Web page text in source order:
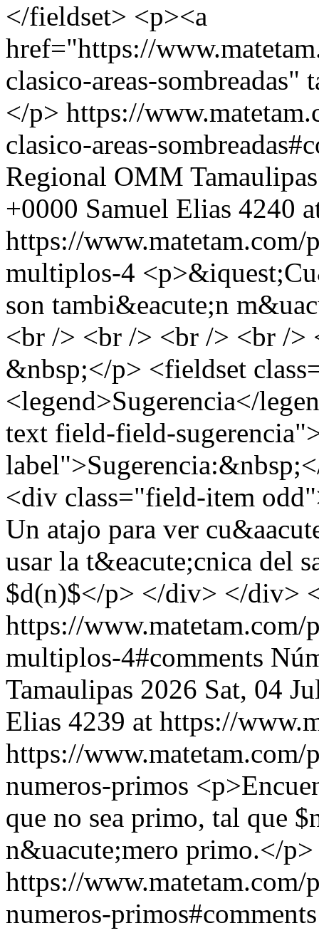
</fieldset> <p><a
href="https://
clasico-areas-
</p> https://
clasico-areas-
Regional OMM
+0000 Samuel Elias 4240
https://www.matetam.com/
multiplos-4
son tambi&eacute;n
<br /> <br /> <br /> <br /
&nbsp;</p> <fieldset
<legend>Sugerencia</
text field-field-
<div class="field-item
Un atajo para ver
usar la t&eacute;cnica del
$d(n)$</p> </div> </div>
https://www.matetam.com/
multiplos-4#comments
Tamaulipas 2026 Sat, 04
Elias 4239 at https://
https://www.matetam.com/
numeros-primos
que no sea primo, tal que
n&uacute;mero primo.</p>
https://www.matetam.com/
numeros-primos#comments